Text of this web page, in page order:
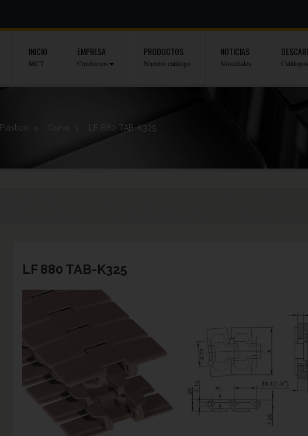
INICIO
MCT
EMPRESA
Conócenos
PRODUCTOS
Nuestro catálogo
NOTICIAS
Novedades Catálogos
Plástico > Curva > LF 880 TAB-K325
LF 880 TAB-K325